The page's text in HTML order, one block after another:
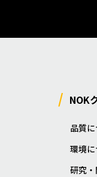
NOK
品質
環境
研究